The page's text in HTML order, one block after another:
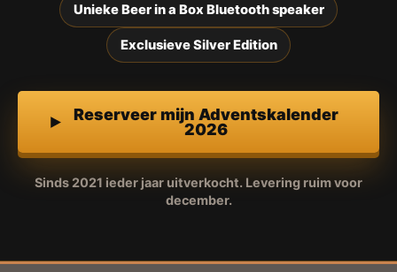
Unieke Beer in a Box Bluetooth speaker
Exclusieve Silver Edition
Reserveer mijn Adventskalender
2026
Sinds 2021 ieder jaar uitverkocht. Levering ruim voor
december.